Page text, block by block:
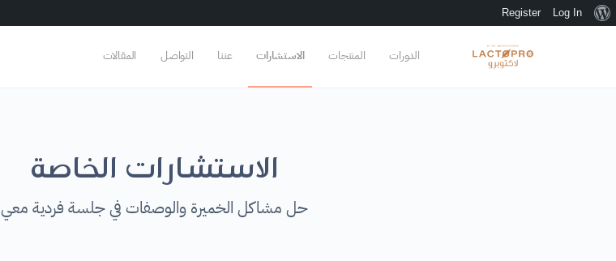
Log In
Register
الدورات المنتجات الاستشارات عننا التواصل المقالات
الاستشارات الخاصة
حل مشاكل الخميرة والوصفات في جلسة فردية معي